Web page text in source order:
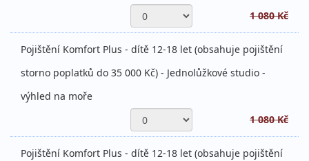
1 080 Kč
Pojištění Komfort Plus - dítě 12-18 let (obsahuje pojištění
storno poplatků do 35 000 Kč) - Jednolůžkové studio -
výhled na moře
1 080 Kč
Pojištění Komfort Plus - dítě 12-18 let (obsahuje pojištění